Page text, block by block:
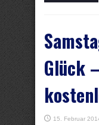
Glück
15. Februar